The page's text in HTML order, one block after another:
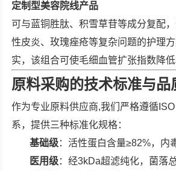
定制型美容院线产品
可与蓝铜胜肽、积雪草苷等成分复配
性皮炎、玫瑰痤疮等复杂问题的护理
实，该组合可使毛细血管扩张指数降低
原料采购的技术标准与品
作为专业原料供应商,我们严格遵循
系，提供三种标准化规格：
基础级：活性蛋白含量≥82%，内
医用级：经3kDa超滤纯化，菌落